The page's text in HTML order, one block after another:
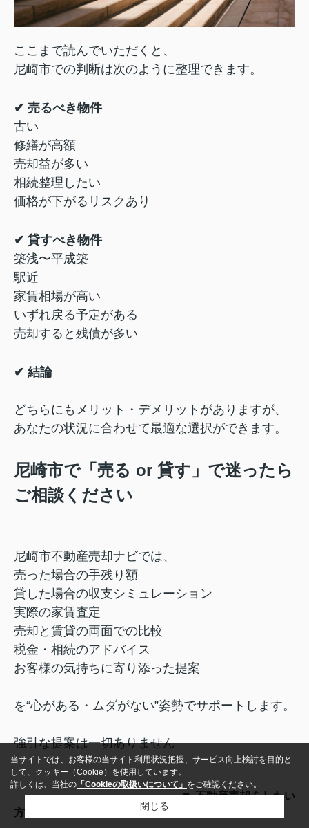
ここまで読んでいただくと、
尼崎市での判断は次のように整理できます。
✔ 売るべき物件
古い
修繕が高額
売却益が多い
相続整理したい
価格が下がるリスクあり
✔ 貸すべき物件
築浅〜平成築
駅近
家賃相場が高い
いずれ戻る予定がある
売却すると残債が多い
✔ 結論
どちらにもメリット・デメリットがありますが、
あなたの状況に合わせて最適な選択ができます。
尼崎市で「売る or 貸す」で迷ったら
ご相談ください
尼崎市不動産売却ナビでは、
売った場合の手残り額
貸した場合の収支シミュレーション
実際の家賃査定
売却と賃貸の両面での比較
税金・相続のアドバイス
お客様の気持ちに寄り添った提案
を“心がある・ムダがない”姿勢でサポートします。
強引な提案は一切ありません。
▼ 不動産売却をしたい
方はこちらをクリック ▼
当サイトでは、お客様の当サイト利用状況把握、サービス向上検討を目的と
して、クッキー（Cookie）を使用しています。
詳しくは、当社の 「Cookieの取扱いについて」 をご確認ください。
閉じる